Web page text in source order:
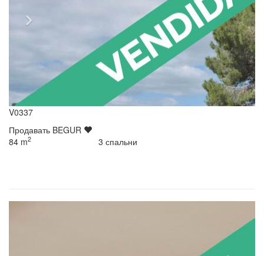
V0337
Продавать BEGUR
84 m2 3 спальни